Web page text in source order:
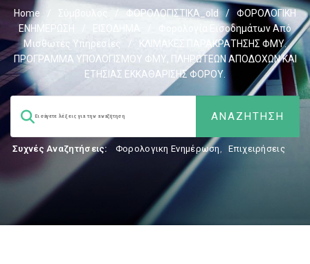
Home Σύμβουλος / ΦΟΡΟΛΟΓΙΣΤΙΚΑ_old /
ΦΟΡΟΛΟΓΙΚΗ
ΕΝΗΜΕΡΩΣΗ
ΕΙΣΟΔΗΜΑ
Φορολογία Εισοδημάτων Από
Μισθωτές Υπηρεσίες
/
ΚΛΙΜΑΚΕΣ ΠΑΡΑΚΡΑΤΗΣΗΣ ΦΜΥ.
ΠΡΟΓΡΑΜΜΑ ΥΠΟΛΟΓΙΣΜΟΥ ΦΜΥ, ΠΛΗΡΩΤΕΩΝ ΑΠΟΔΟΧΩΝ ΚΑΙ
ΕΤΗΣΙΑΣ ΕΚΚΑΘΑΡΙΣΗΣ ΦΟΡΟΥ.
Συχνές Αναζητήσεις: Φορολογικη Ενημέρωση, Επιχειρήσεις